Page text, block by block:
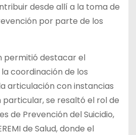
desde allí a la toma de
por parte de los
permitió destacar el
coordinación de los
articulación con instancias
particular, se resaltó el rol de
de Prevención del Suicidio,
de Salud, donde el